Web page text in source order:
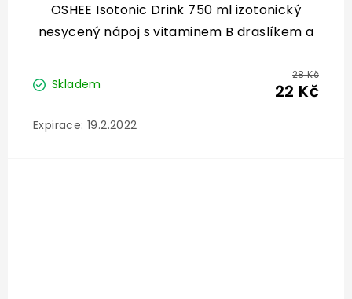
OSHEE Isotonic Drink 750 ml izotonický
nesycený nápoj s vitaminem B draslíkem a
Skladem
28 Kč
22 Kč
Expirace: 19.2.2022